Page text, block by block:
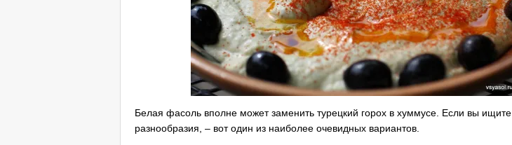
Белая фасоль вполне может заменить турецкий горох в хуммусе. Если вы ищите
разнообразия, – вот один из наиболее очевидных вариантов.